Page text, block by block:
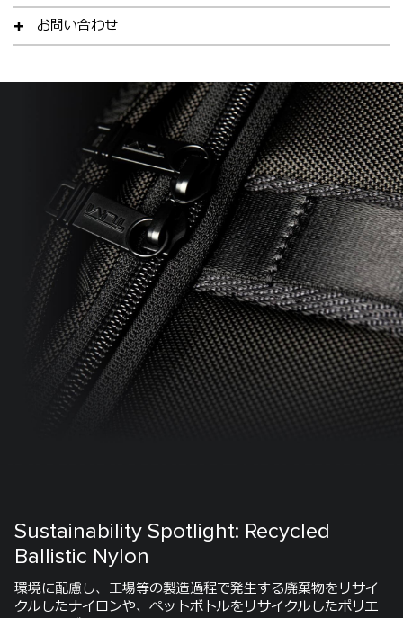
お問い合わせ
Sustainability Spotlight: Recycled
Ballistic Nylon
環境に配慮し、工場等の製造過程で発生する廃棄物をリサイ
クルしたナイロンや、ペットボトルをリサイクルしたポリエ